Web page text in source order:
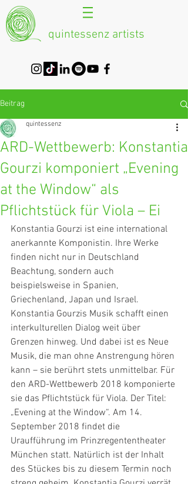
quintessenz artists
Beitrag
ARD-Wettbewerb: Konstantia
Gourzi komponiert „Evening
at the Window“ als
Pflichtstück für Viola – Ei
quintessenz
Konstantia Gourzi ist eine international
anerkannte Komponistin. Ihre Werke
finden nicht nur in Deutschland
Beachtung, sondern auch
beispielsweise in Spanien,
Griechenland, Japan und Israel.
Konstantia Gourzis Musik schafft einen
interkulturellen Dialog weit über
Grenzen hinweg. Und dabei ist es Neue
Musik, die man ohne Anstrengung hören
kann – sie berührt stets unmittelbar. Für
den ARD-Wettbewerb 2018 komponierte
sie das Pflichtstück für Viola. Der Titel:
„Evening at the Window“. Am 14.
September 2018 findet die
Uraufführung im Prinzregententheater
München statt. Natürlich ist der Inhalt
des Stückes bis zu diesem Termin noch